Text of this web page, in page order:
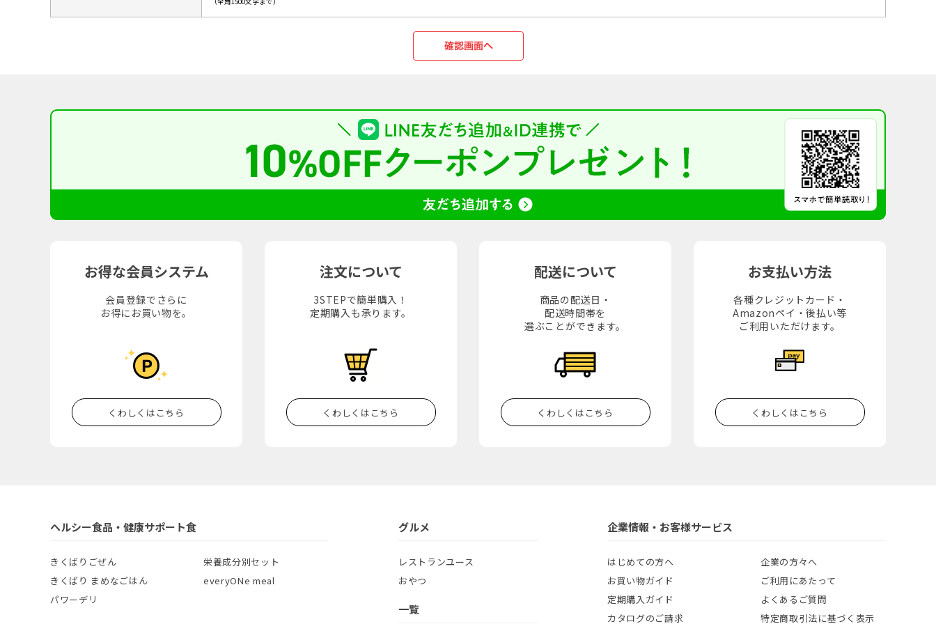
お得な会員システム
会員登録でさらに
お得にお買い物を。
くわしくはこちら
注文について
3STEPで簡単購入！
定期購入も承ります。
くわしくはこちら
配送について
商品の配送日・
配送時間帯を
選ぶことができます。
くわしくはこちら
お支払い方法
各種クレジットカード・
Amazonペイ・後払い等
ご利用いただけます。
くわしくはこちら
ヘルシー食品・健康サポート食
きくばりごぜん
きくばり まめなごはん
パワーデリ
栄養成分別セット
everyONe meal
グルメ
レストランユース
おやつ
一覧
企業情報・お客様サービス
はじめての方へ
お買い物ガイド
定期購入ガイド
カタログのご請求
企業の方々へ
ご利用にあたって
よくあるご質問
特定商取引法に基づく表示